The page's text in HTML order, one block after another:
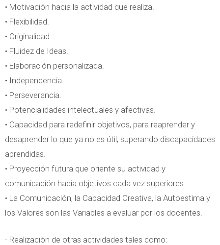
• Motivación hacia la actividad que realiza.
• Flexibilidad.
• Originalidad.
• Fluidez de Ideas.
• Elaboración personalizada.
• Independencia.
• Perseverancia.
• Potencialidades intelectuales y afectivas.
• Capacidad para redefinir objetivos, para reaprender y
desaprender lo que ya no es útil; superando discapacidades
aprendidas.
• Proyección futura que oriente su actividad y
comunicación hacia objetivos cada vez superiores.
• La Comunicación, la Capacidad Creativa, la Autoestima y
los Valores son las Variables a evaluar por los docentes.
- Realización de otras actividades tales como: